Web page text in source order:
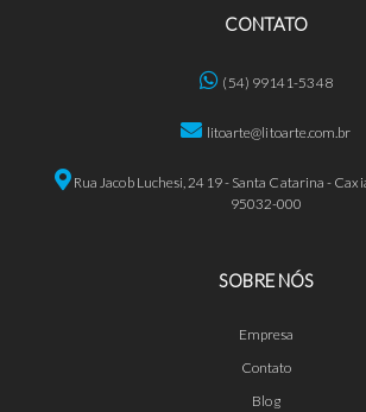
CONTATO
(54) 99141-5348
litoarte@litoarte.com.br
Rua Jacob Luchesi, 2419 - Santa Catarina -
95032-000
SOBRE NÓS
Empresa
Contato
Blog